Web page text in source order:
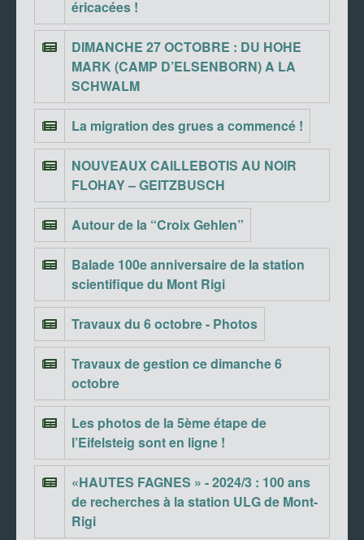
éricacées !
DIMANCHE 27 OCTOBRE : DU HOHE
MARK (CAMP D’ELSENBORN) A LA
SCHWALM
La migration des grues a commencé !
NOUVEAUX CAILLEBOTIS AU NOIR
FLOHAY – GEITZBUSCH
Autour de la “Croix Gehlen”
Balade 100e anniversaire de la station
scientifique du Mont Rigi
Travaux du 6 octobre - Photos
Travaux de gestion ce dimanche 6
octobre
Les photos de la 5ème étape de
l’Eifelsteig sont en ligne !
«HAUTES FAGNES » - 2024/3 : 100 ans
de recherches à la station ULG de Mont-
Rigi